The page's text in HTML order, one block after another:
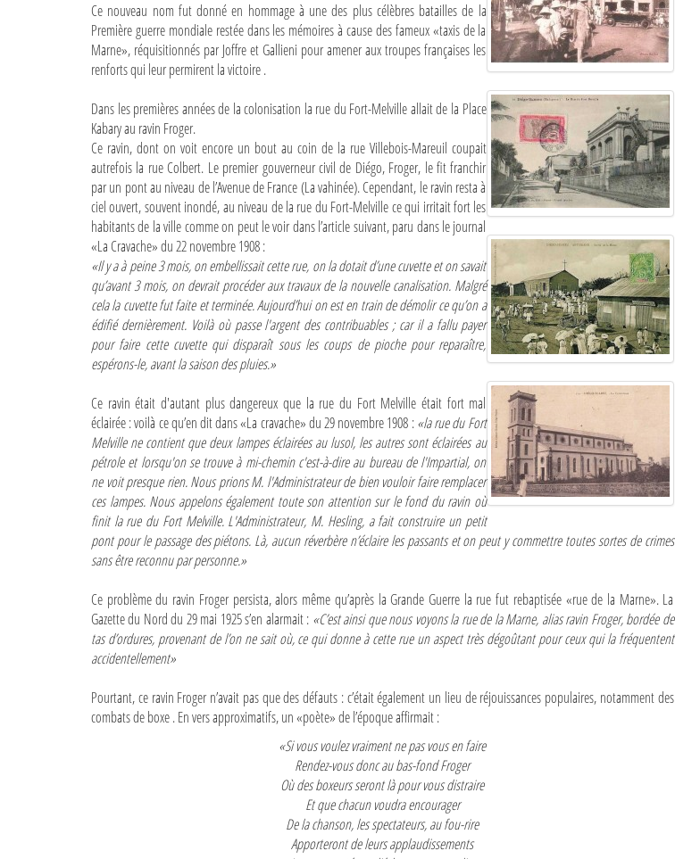
Ce nouveau nom fut donné en hommage à une des plus célèbres batailles de la
Première guerre mondiale restée dans les mémoires à cause des fameux «taxis de la
Marne», réquisitionnés par Joffre et Gallieni pour amener aux troupes françaises les
renforts qui leur permirent la victoire .
Dans les premières années de la colonisation la rue du Fort-Melville allait de la Place
Kabary au ravin Froger.
Ce ravin, dont on voit encore un bout au coin de la rue Villebois-Mareuil coupait
autrefois la rue Colbert. Le premier gouverneur civil de Diégo, Froger, le fit franchir
par un pont au niveau de l’Avenue de France (La vahinée). Cependant, le ravin resta à
ciel ouvert, souvent inondé, au niveau de la rue du Fort-Melville ce qui irritait fort les
habitants de la ville comme on peut le voir dans l’article suivant, paru dans le journal
«La Cravache» du 22 novembre 1908 :
«Il y a à peine 3 mois, on embellissait cette rue, on la dotait d’une cuvette et on savait
qu’avant 3 mois, on devrait procéder aux travaux de la nouvelle canalisation. Malgré
cela la cuvette fut faite et terminée. Aujourd’hui on est en train de démolir ce qu’on a
édifié dernièrement. Voilà où passe l'argent des contribuables ; car il a fallu payer
pour faire cette cuvette qui disparaît sous les coups de pioche pour reparaître,
espérons-le, avant la saison des pluies.»
Ce ravin était d'autant plus dangereux que la rue du Fort Melville était fort mal
éclairée : voilà ce qu’en dit dans «La cravache» du 29 novembre 1908 :«la rue du Fort
Melville ne contient que deux lampes éclairées au lusol, les autres sont éclairées au
pétrole et lorsqu'on se trouve à mi-chemin c'est-à-dire au bureau de l'Impartial, on
ne voit presque rien. Nous prions M. l'Administrateur de bien vouloir faire remplacer
ces lampes. Nous appelons également toute son attention sur le fond du ravin où
finit la rue du Fort Melville. L'Administrateur, M. Hesling, a fait construire un petit
pont pour le passage des piétons. Là, aucun réverbère n’éclaire les passants et on peut y commettre toutes sortes de crimes
sans être reconnu par personne.»
Ce problème du ravin Froger persista, alors même qu’après la Grande Guerre la rue fut rebaptisée «rue de la Marne». La
Gazette du Nord du 29 mai 1925 s’en alarmait : «C’est ainsi que nous voyons la rue de la Marne, alias ravin Froger, bordée de
tas d’ordures, provenant de l’on ne sait où, ce qui donne à cette rue un aspect très dégoûtant pour ceux qui la fréquentent
accidentellement»
Pourtant, ce ravin Froger n’avait pas que des défauts : c’était également un lieu de réjouissances populaires, notamment des
combats de boxe . En vers approximatifs, un «poète» de l’époque affirmait :
«Si vous voulez vraiment ne pas vous en faire
Rendez-vous donc au bas-fond Froger
Où des boxeurs seront là pour vous distraire
Et que chacun voudra encourager
De la chanson, les spectateurs, au fou-rire
Apporteront de leurs applaudissements